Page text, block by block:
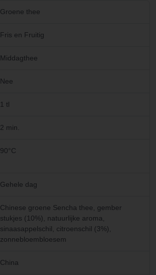
Groene thee
Fris en Fruitig
Middagthee
Nee
1 tl
2 min.
90°C
Gehele dag
Chinese groene Sencha thee, gember
stukjes (10%), natuurlijke aroma,
sinaasappelschil, citroenschil (3%),
zonnebloembloesem
China